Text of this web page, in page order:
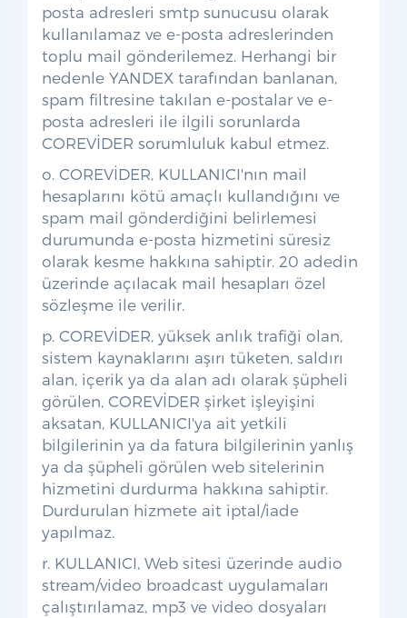
posta adresleri smtp sunucusu olarak
kullanılamaz ve e-posta adreslerinden
toplu mail gönderilemez. Herhangi bir
nedenle YANDEX tarafından banlanan,
spam filtresine takılan e-postalar ve e-
posta adresleri ile ilgili sorunlarda
COREVİDER sorumluluk kabul etmez.
o. COREVİDER, KULLANICI'nın mail
hesaplarını kötü amaçlı kullandığını ve
spam mail gönderdiğini belirlemesi
durumunda e-posta hizmetini süresiz
olarak kesme hakkına sahiptir. 20 adedin
üzerinde açılacak mail hesapları özel
sözleşme ile verilir.
p. COREVİDER, yüksek anlık trafiği olan,
sistem kaynaklarını aşırı tüketen, saldırı
alan, içerik ya da alan adı olarak şüpheli
görülen, COREVİDER şirket işleyişini
aksatan, KULLANICI'ya ait yetkili
bilgilerinin ya da fatura bilgilerinin yanlış
ya da şüpheli görülen web sitelerinin
hizmetini durdurma hakkına sahiptir.
Durdurulan hizmete ait iptal/iade
yapılmaz.
r. KULLANICI, Web sitesi üzerinde audio
stream/video broadcast uygulamaları
çalıştırılamaz, mp3 ve video dosyaları